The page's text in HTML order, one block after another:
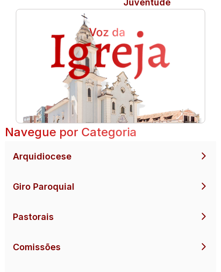
Juventude
Navegue por Categoria
Arquidiocese
Giro Paroquial
Pastorais
Comissões